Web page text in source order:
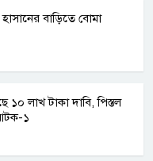
বাড়িতে বোমা
১০ লাখ টাকা দাবি, পিস্তল
১